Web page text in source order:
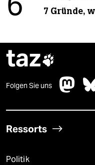
6 7 Gründe,
taz
Folgen Sie uns
Ressorts
Politik